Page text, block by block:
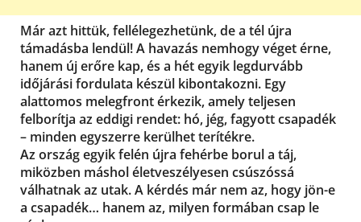
Már azt hittük, fellélegezhetünk, de a tél újra
támadásba lendül! A havazás nemhogy véget érne,
hanem új erőre kap, és a hét egyik legdurvább
időjárási fordulata készül kibontakozni. Egy
alattomos melegfront érkezik, amely teljesen
felborítja az eddigi rendet: hó, jég, fagyott csapadék
– minden egyszerre kerülhet terítékre.
Az ország egyik felén újra fehérbe borul a táj,
miközben máshol életveszélyesen csúszóssá
válhatnak az utak. A kérdés már nem az, hogy jön-e
a csapadék… hanem az, milyen formában csap le